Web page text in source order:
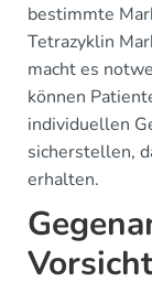
bestimmte
Tetrazyklin
macht es
können
individuellen
sicherstellen,
erhalten.